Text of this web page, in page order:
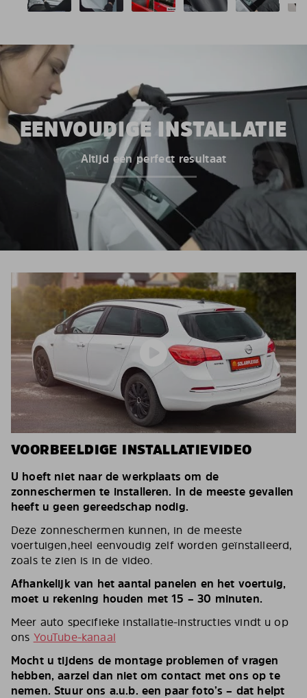
EENVOUDIGE INSTALLATIE
Altijd een perfect resultaat
VOORBEELDIGE INSTALLATIEVIDEO
U hoeft niet naar de werkplaats om de
zonneschermen te installeren. In de meeste gevallen
heeft u geen gereedschap nodig.
Deze zonneschermen kunnen, in de meeste
voertuigen,heel eenvoudig zelf worden geïnstalleerd,
zoals te zien is in de video.
Afhankelijk van het aantal panelen en het voertuig,
moet u rekening houden met 15 – 30 minuten.
Meer auto specifieke installatie-instructies vindt u op
ons YouTube-kanaal
Mocht u tijdens de montage problemen of vragen
hebben, aarzel dan niet om contact met ons op te
nemen. Stuur ons a.u.b. een paar foto’s – dat helpt